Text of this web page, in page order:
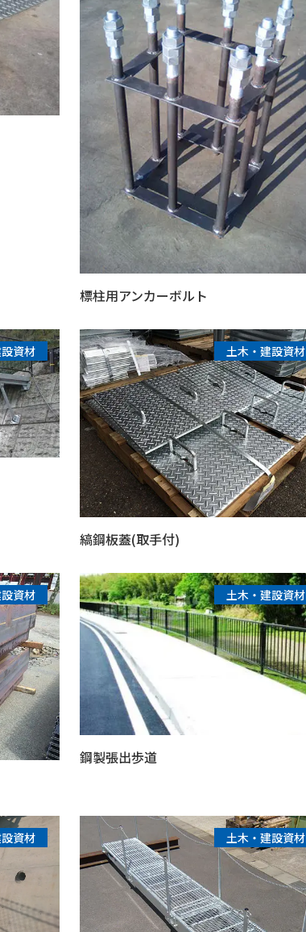
標柱用アンカーボルト
資材 土木・建設資材
縞鋼板蓋(取手付)
資材 土木・建設資材
鋼製張出歩道
資材 土木・建設資材